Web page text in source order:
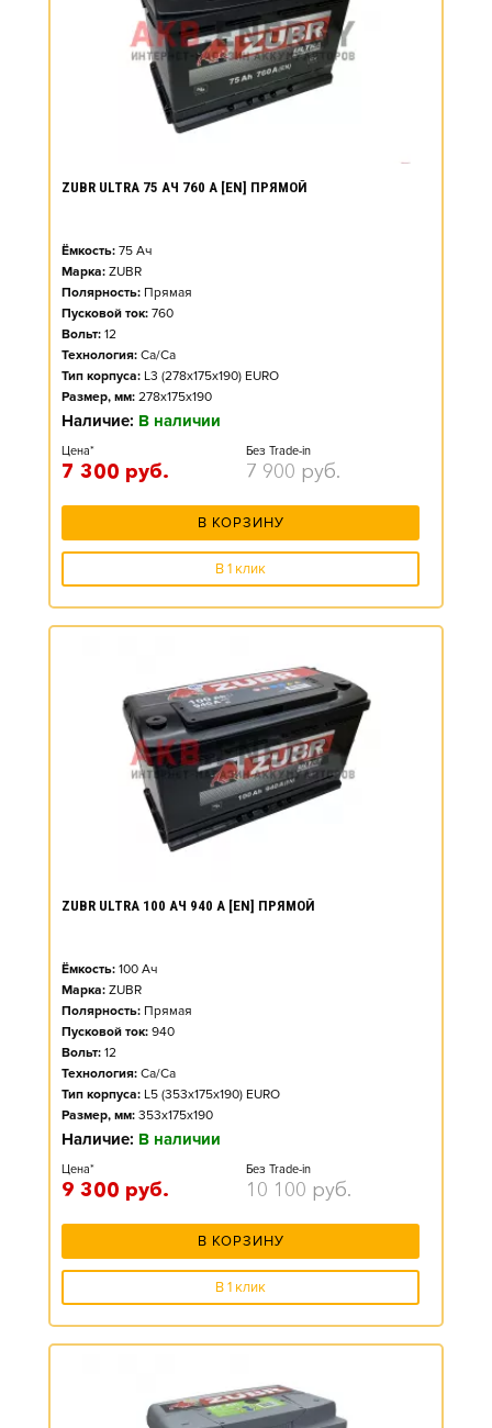
ZUBR ULTRA 75 АЧ 760 А [EN] ПРЯМОЙ
Ёмкость: 75 Ач
Марка: ZUBR
Полярность: Прямая
Пусковой ток: 760
Вольт: 12
Технология: Ca/Ca
Тип корпуса: L3 (278x175x190) EURO
Размер, мм: 278x175x190
Наличие: В наличии
Цена*
7 300 руб.
Без Trade-in
7 900 руб.
В КОРЗИНУ
В 1 клик
ZUBR ULTRA 100 АЧ 940 А [EN] ПРЯМОЙ
Ёмкость: 100 Ач
Марка: ZUBR
Полярность: Прямая
Пусковой ток: 940
Вольт: 12
Технология: Ca/Ca
Тип корпуса: L5 (353x175x190) EURO
Размер, мм: 353x175x190
Наличие: В наличии
Цена*
9 300 руб.
Без Trade-in
10 100 руб.
В КОРЗИНУ
В 1 клик